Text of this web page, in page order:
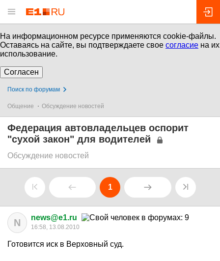
На информационном ресурсе применяются cookie-файлы.
Оставаясь на сайте, вы подтверждаете свое согласие на их
использование.
Согласен
Поиск по форумам
Общение Обсуждение новостей
Федерация автовладельцев оспорит
"сухой закон" для водителей
Обсуждение новостей
1
N news@e1.ru
16:58, 13.08.2010
Готовится иск в Верховный суд.